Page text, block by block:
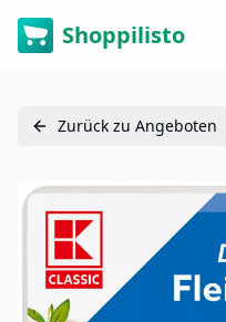
Shoppilisto
Zurück zu Angeboten